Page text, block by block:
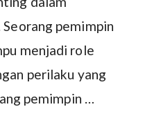
pemimpin
menjadi role
perilaku yang
pemimpin …